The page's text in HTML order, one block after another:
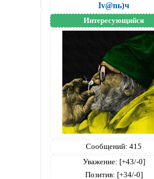
Iv@nь)ч
Интересующийся
Сообщений: 415
Уважение: [+43/-0]
Позитив: [+34/-0]